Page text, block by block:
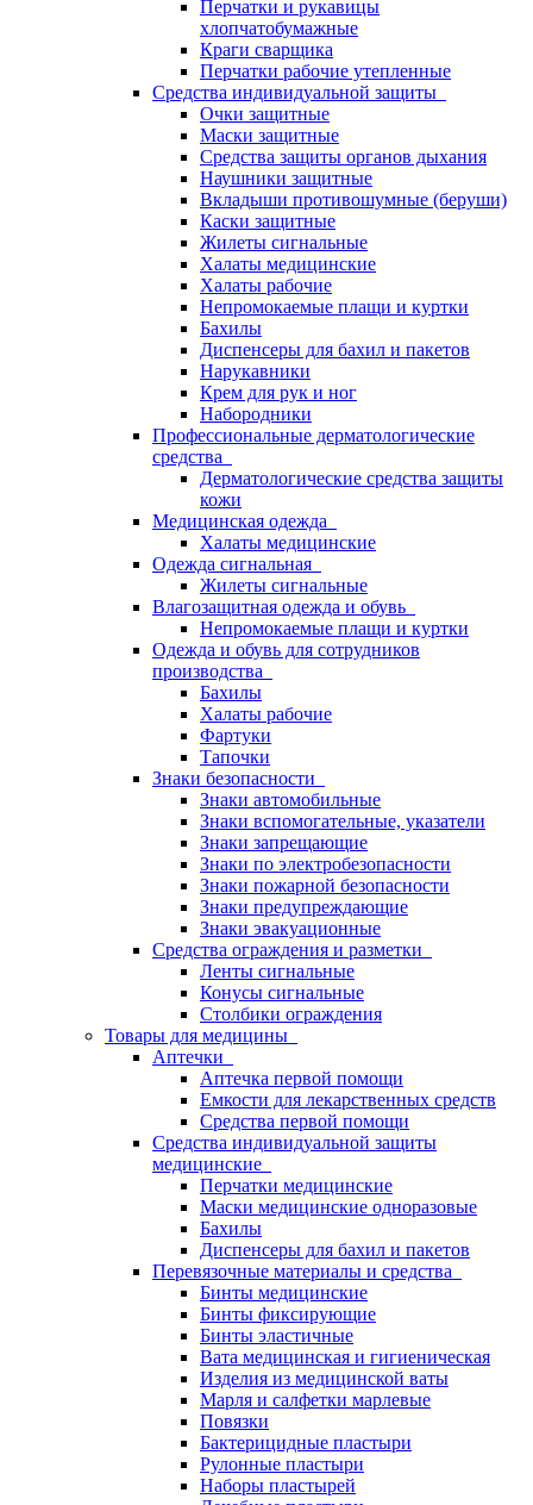
Перчатки и рукавицы
хлопчатобумажные
Краги сварщика
Перчатки рабочие утепленные
Средства индивидуальной защиты
Очки защитные
Маски защитные
Средства защиты органов дыхания
Наушники защитные
Вкладыши противошумные (беруши)
Каски защитные
Жилеты сигнальные
Халаты медицинские
Халаты рабочие
Непромокаемые плащи и куртки
Бахилы
Диспенсеры для бахил и пакетов
Нарукавники
Крем для рук и ног
Набородники
Профессиональные дерматологические
средства
Дерматологические средства защиты
кожи
Медицинская одежда
Халаты медицинские
Одежда сигнальная
Жилеты сигнальные
Влагозащитная одежда и обувь
Непромокаемые плащи и куртки
Одежда и обувь для сотрудников
производства
Бахилы
Халаты рабочие
Фартуки
Тапочки
Знаки безопасности
Знаки автомобильные
Знаки вспомогательные, указатели
Знаки запрещающие
Знаки по электробезопасности
Знаки пожарной безопасности
Знаки предупреждающие
Знаки эвакуационные
Средства ограждения и разметки
Ленты сигнальные
Конусы сигнальные
Столбики ограждения
Товары для медицины
Аптечки
Аптечка первой помощи
Емкости для лекарственных средств
Средства первой помощи
Средства индивидуальной защиты
медицинские
Перчатки медицинские
Маски медицинские одноразовые
Бахилы
Диспенсеры для бахил и пакетов
Перевязочные материалы и средства
Бинты медицинские
Бинты фиксирующие
Бинты эластичные
Вата медицинская и гигиеническая
Изделия из медицинской ваты
Марля и салфетки марлевые
Повязки
Бактерицидные пластыри
Рулонные пластыри
Наборы пластырей